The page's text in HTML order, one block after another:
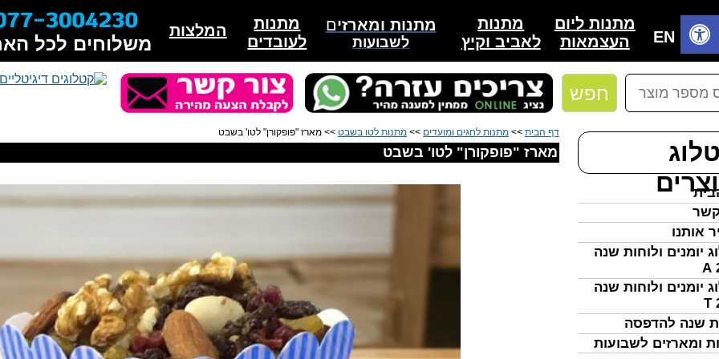
חפש
אותנו
יומנים ולוחות שנה
יומנים ולוחות שנה
שנה להדפסה
ומארזים לשבועות
EN
מתנות
לאביב וקיץ
המלצות
מתנות
לעובדים
מתנות ומארזים
לשבועות
מתנות ליום
העצמאות
משלוחים לכל
דף הבית >> מתנות לחגים ומועדים >> מתנות לטו בשבט >> מארז "פופקורן" לטו' בשבט
מארז "פופקורן" לטו' בשבט